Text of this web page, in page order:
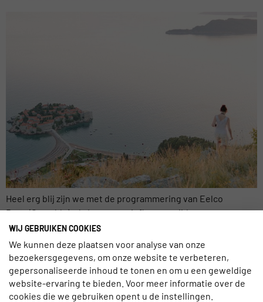
Heel erg blij zijn we met de programmering van Eelco
Roos (Croyable), als Instagram influencer tijdens ons
travelbloggers event, dat morgen tijdens de Vakantiebeurs
(13 januari om 13.00 uur) van start gaat. In de Progress zaal
deelt Eelco zijn kennis en kunde, hoe je nu succesvol
fotografie voor je marketing inzet. En dat zijn nuttige
inzichten voor de […]
WIJ GEBRUIKEN COOKIES
We kunnen deze plaatsen voor analyse van onze
bezoekersgegevens, om onze website te verbeteren,
gepersonaliseerde inhoud te tonen en om u een geweldige
website-ervaring te bieden. Voor meer informatie over de
cookies die we gebruiken opent u de instellingen.